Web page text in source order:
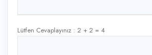
Lütfen Cevaplayınız : 2 + 2 = 4